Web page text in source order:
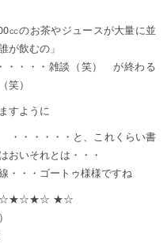
㏄のお茶やジュースが大量に並
飲むの」
・・・・雑談（笑） が終わる
笑）
すように
・・・・・と、これくらい書
おいそれとは・・・
・ゴートゥ様様ですね
★☆